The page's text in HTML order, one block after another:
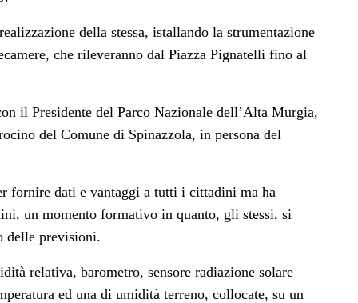
della stessa, istallando la strumentazione
che rileveranno dal Piazza Pignatelli fino al
il Presidente del Parco Nazionale dell’Alta Murgia,
del Comune di Spinazzola, in persona del
fornire dati e vantaggi a tutti i cittadini ma ha
un momento formativo in quanto, gli stessi, si
delle previsioni.
relativa, barometro, sensore radiazione solare
ed una di umidità terreno, collocate, su un